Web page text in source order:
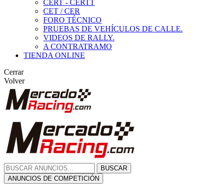
CERT - CERTT
CET / CER
FORO TÉCNICO
PRUEBAS DE VEHÍCULOS DE CALLE.
VIDEOS DE RALLY.
A CONTRATRAMO
TIENDA ONLINE
Cerrar
Volver
BUSCAR
ANUNCIOS DE COMPETICIÓN